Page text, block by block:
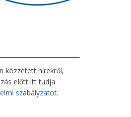
közzétett hírekről,
előtt itt tudja
szabályzatot.